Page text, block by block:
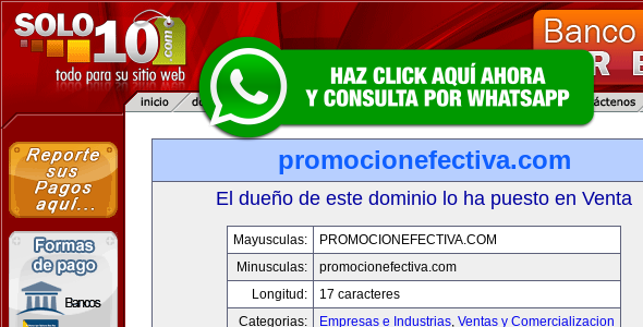
promocionefectiva.com
El dueño de este dominio lo ha puesto en Venta
Mayusculas:
PROMOCIONEFECTIVA.COM
Minusculas:
promocionefectiva.com
Longitud:
17 caracteres
Categorias:
Empresas e Industrias, Ventas y Comercializacion